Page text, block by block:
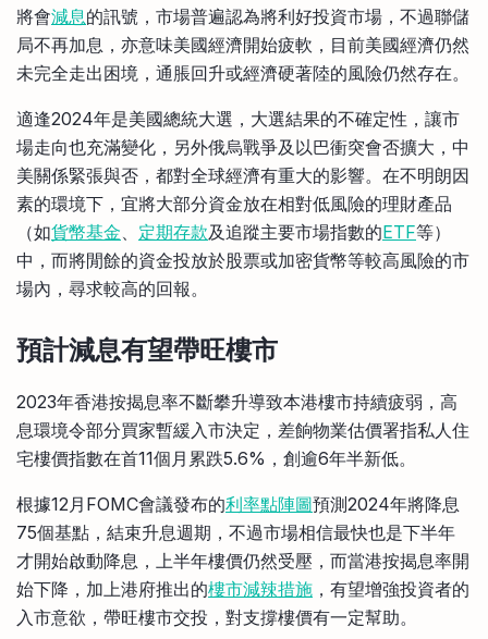
將會減息的訊號，市場普遍認為將利好投資市場，不過聯儲
局不再加息，亦意味美國經濟開始疲軟，目前美國經濟仍然
未完全走出困境，通脹回升或經濟硬著陸的風險仍然存在。
適逢2024年是美國總統大選，大選結果的不確定性，讓市
場走向也充滿變化，另外俄烏戰爭及以巴衝突會否擴大，中
美關係緊張與否，都對全球經濟有重大的影響。在不明朗因
素的環境下，宜將大部分資金放在相對低風險的理財產品
（如貨幣基金 定期存款及追蹤主要市場指數的ETF等）
中，而將閒餘的資金投放於股票或加密貨幣等較高風險的市
場內，尋求較高的回報。
預計減息有望帶旺樓市
2023年香港按揭息率不斷攀升導致本港樓市持續疲弱，高
息環境令部分買家暫緩入市決定，差餉物業估價署指私人住
宅樓價指數在首11個月累跌5.6%，創逾6年半新低。
根據12月FOMC會議發布的利率點陣圖預測2024年將降息
75個基點，結束升息週期，不過市場相信最快也是下半年
才開始啟動降息，上半年樓價仍然受壓，而當港按揭息率開
始下降，加上港府推出的樓市減辣措施 ，有望增強投資者的
入市意欲，帶旺樓市交投，對支撐樓價有一定幫助。